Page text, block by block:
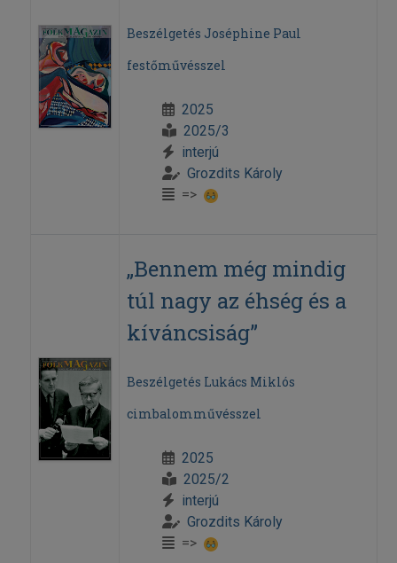
Beszélgetés Joséphine Paul
festőművésszel
2025
2025/3
interjú
Grozdits Károly
=>
„Bennem még mindig
túl nagy az éhség és a
kíváncsiság”
Beszélgetés Lukács Miklós
cimbalomművésszel
2025
2025/2
interjú
Grozdits Károly
=>